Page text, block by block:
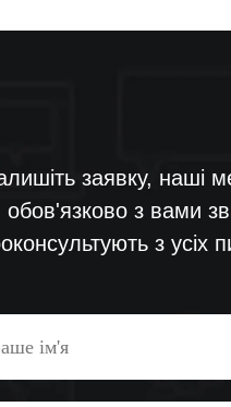
заявку, наші
обов'язково з вами
з усіх